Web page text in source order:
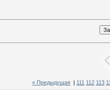
« Предыдущая 111 112 113